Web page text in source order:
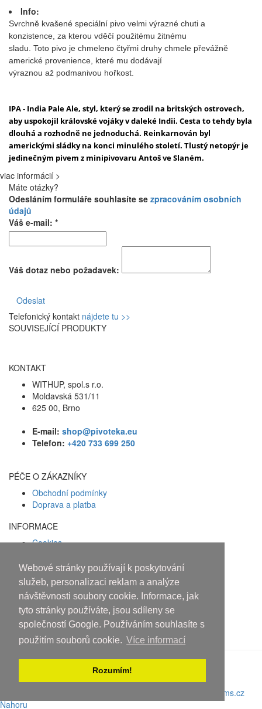
Webové stránky používají k poskytování
služeb, personalizaci reklam a analýze
návštěvnosti soubory cookie. Informace, jak
tyto stránky používáte, jsou sdíleny se
společností Google. Používáním souhlasíte s
použitím souborů cookie. Více informací
Rozumím!
Info:
Svrchně kvašené speciální pivo velmi výrazné chuti a
konzistence, za kterou vděčí použitému žitnému
sladu. Toto pivo je chmeleno čtyřmi druhy chmele převážně
americké provenience, které mu dodávají
výraznou až podmanivou hořkost.
IPA - India Pale Ale, styl, který se zrodil na britských ostrovech,
aby uspokojil královské vojáky v daleké Indii. Cesta to tehdy byla
dlouhá a rozhodně ne jednoduchá. Reinkarnován byl
americkými sládky na konci minulého století. Tlustý netopýr je
jedinečným pivem z minipivovaru Antoš ve Slaném.
viac informácií >
Máte otázky?
Odesláním formuláře souhlasíte se zpracováním osobních
údajů
Váš e-mail: *
Váš dotaz nebo požadavek:
Odeslat
Telefonický kontakt nájdete tu >>
SOUVISEJÍCÍ PRODUKTY
KONTAKT
WITHUP, spol.s r.o.
Moldavská 531/11
625 00, Brno
E-mail: shop@pivoteka.eu
Telefon: +420 733 699 250
PÉČE O ZÁKAZNÍKY
Obchodní podmínky
Doprava a platba
INFORMACE
Cookies
Facebook
Osobám mladším 18 let alkohol
neprodáváme!
Nahoru